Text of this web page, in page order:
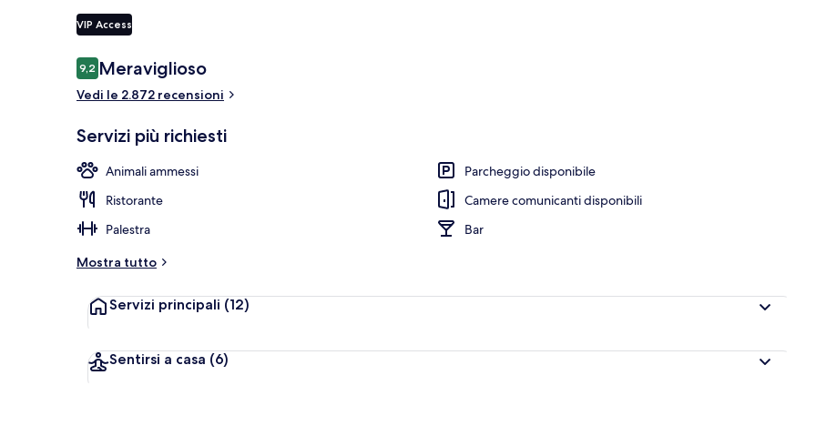
VIP Access
Recensioni
9,29,2 su 10
Meraviglioso
Vedi le 2.872 recensioni
Servizi più richiesti
Animali ammessi
Parcheggio disponibile
Ristorante
Camere comunicanti disponibili
Palestra
Bar
Mostra tutto
Servizi principali (12)
Sentirsi a casa (6)